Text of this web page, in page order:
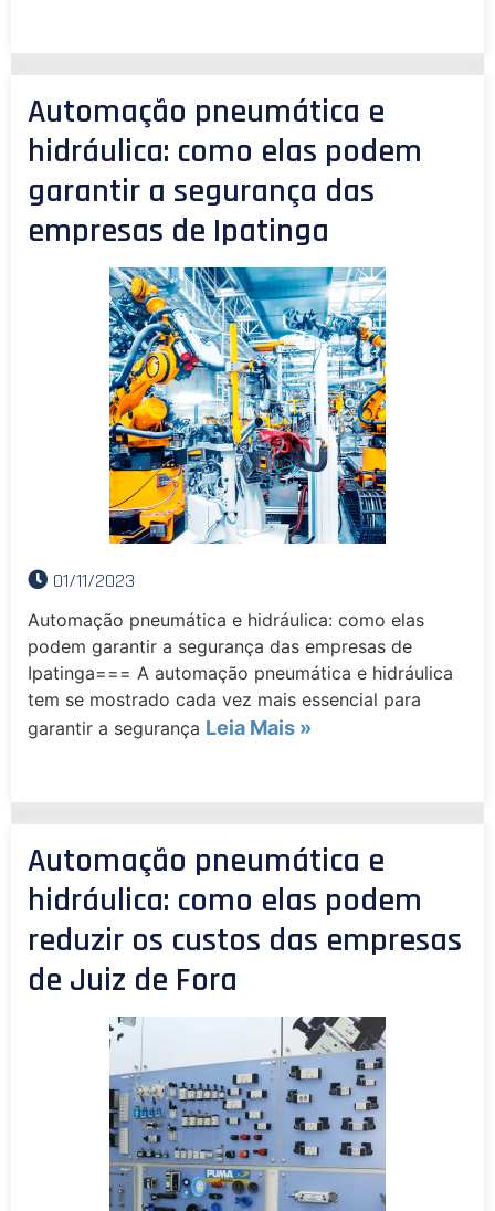
Automação pneumática e
hidráulica: como elas podem
garantir a segurança das
empresas de Ipatinga
01/11/2023
Automação pneumática e hidráulica: como elas
podem garantir a segurança das empresas de
Ipatinga=== A automação pneumática e hidráulica
tem se mostrado cada vez mais essencial para
garantir a segurança Leia Mais »
Automação pneumática e
hidráulica: como elas podem
reduzir os custos das empresas
de Juiz de Fora